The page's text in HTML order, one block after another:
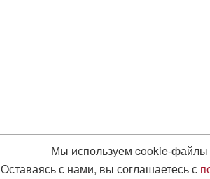
Мы используем cookie-файлы
Оставаясь с нами, вы соглашаетесь с